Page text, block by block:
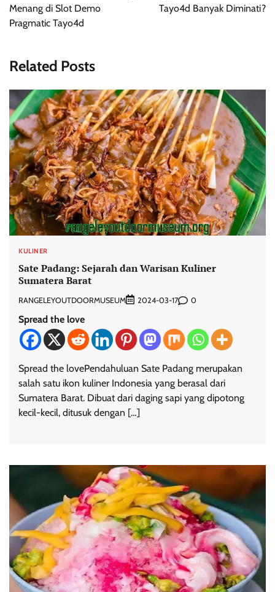
Menang di Slot Demo
Pragmatic Tayo4d
Tayo4d Banyak Diminati?
Related Posts
KULINER
Sate Padang: Sejarah dan Warisan Kuliner
Sumatera Barat
RANGELEYOUTDOORMUSEUM 2024-03-17 0
Spread the love
Spread the lovePendahuluan Sate Padang merupakan
salah satu ikon kuliner Indonesia yang berasal dari
Sumatera Barat. Dibuat dari daging sapi yang dipotong
kecil-kecil, ditusuk dengan […]